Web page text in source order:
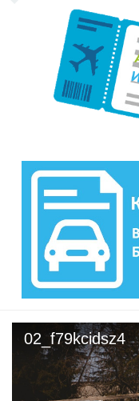
02_f79kcidsz4